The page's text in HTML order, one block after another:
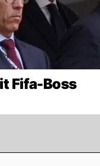
Fifa-Boss